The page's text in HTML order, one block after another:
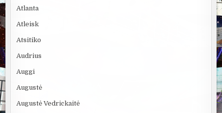
Atlanta
Atleisk
Atsitiko
Audrius
Auggi
Augustė
Augustė Vedrickaitė